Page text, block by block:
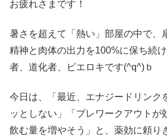
お疲れさまです！
暑さを超えて「熱い」部屋の中で、
精神と肉体の出力を100%に保ち続
者、道化者、ピエロキです(^q^)ｂ
今日は、「最近、エナジードリンク
ッとしない」「プレワークアウトが
飲む量を増やそう」と、薬効に頼り